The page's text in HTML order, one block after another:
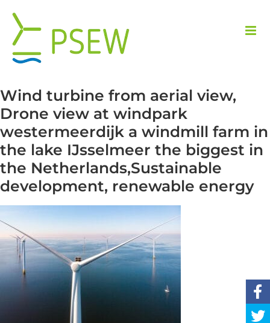
zawartości
Wind turbine from aerial view,
Drone view at windpark
westermeerdijk a windmill farm in
the lake IJsselmeer the biggest in
the Netherlands,Sustainable
development, renewable energy